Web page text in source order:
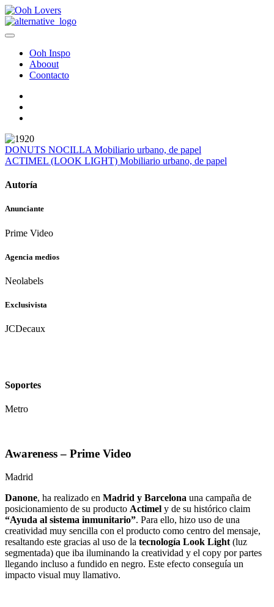
Ooh Inspo
Aboout
Coontacto
DONUTS NOCILLA Mobiliario urbano, de papel
ACTIMEL (LOOK LIGHT) Mobiliario urbano, de papel
Autoría
Anunciante
Prime Video
Agencia medios
Neolabels
Exclusivista
JCDecaux
Soportes
Metro
Awareness – Prime Video
Madrid
Danone, ha realizado en Madrid y Barcelona una campaña de
posicionamiento de su producto Actimel y de su histórico claim
“Ayuda al sistema inmunitario”. Para ello, hizo uso de una
creatividad muy sencilla con el producto como centro del mensaje,
resaltando este gracias al uso de la tecnología Look Light (luz
segmentada) que iba iluminando la creatividad y el copy por partes
llegando incluso a fundido en negro. Este efecto conseguía un
impacto visual muy llamativo.